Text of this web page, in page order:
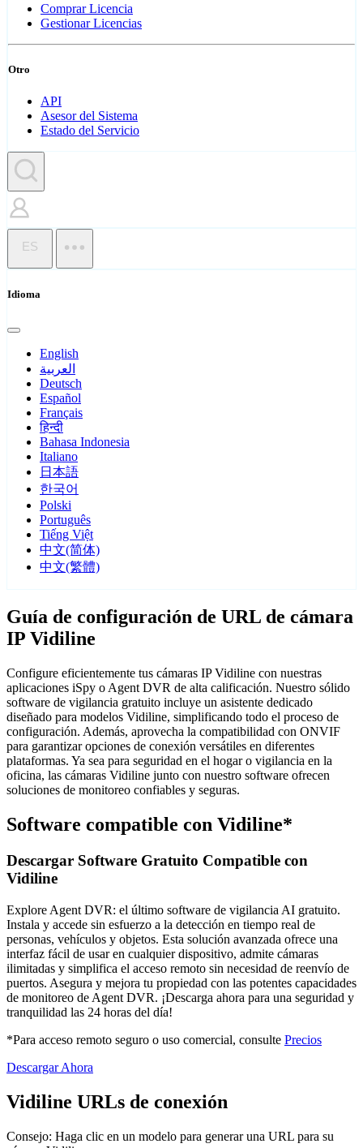
Comprar Licencia
Gestionar Licencias
Otro
API
Asesor del Sistema
Estado del Servicio
ES
Idioma
English
العربية
Deutsch
Español
Français
हिन्दी
Bahasa Indonesia
Italiano
日本語
한국어
Polski
Português
Tiếng Việt
中文(简体)
中文(繁體)
Guía de configuración de URL de cámara
IP Vidiline
Configure eficientemente tus cámaras IP Vidiline con nuestras
aplicaciones iSpy o Agent DVR de alta calificación. Nuestro sólido
software de vigilancia gratuito incluye un asistente dedicado
diseñado para modelos Vidiline, simplificando todo el proceso de
configuración. Además, aprovecha la compatibilidad con ONVIF
para garantizar opciones de conexión versátiles en diferentes
plataformas. Ya sea para seguridad en el hogar o vigilancia en la
oficina, las cámaras Vidiline junto con nuestro software ofrecen
soluciones de monitoreo confiables y seguras.
Software compatible con Vidiline*
Descargar Software Gratuito Compatible con
Vidiline
Explore Agent DVR: el último software de vigilancia AI gratuito.
Instala y accede sin esfuerzo a la detección en tiempo real de
personas, vehículos y objetos. Esta solución avanzada ofrece una
interfaz fácil de usar en cualquier dispositivo, admite cámaras
ilimitadas y simplifica el acceso remoto sin necesidad de reenvío de
puertos. Asegura y mejora tu propiedad con las potentes capacidades
de monitoreo de Agent DVR. ¡Descarga ahora para una seguridad y
tranquilidad las 24 horas del día!
*Para acceso remoto seguro o uso comercial, consulte Precios
Descargar Ahora
Vidiline URLs de conexión
Consejo: Haga clic en un modelo para generar una URL para su